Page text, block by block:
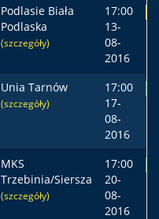
Podlasie Biała
Podlaska
(szczegóły)
17:00
13-
08-
2016
Unia Tarnów
(szczegóły)
17:00
17-
08-
2016
MKS
Trzebinia/Siersza
(szczegóły)
17:00
20-
08-
2016